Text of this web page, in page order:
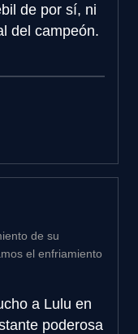
de por sí, ni
del campeón.
de su
el enfriamiento
a Lulu en
poderosa